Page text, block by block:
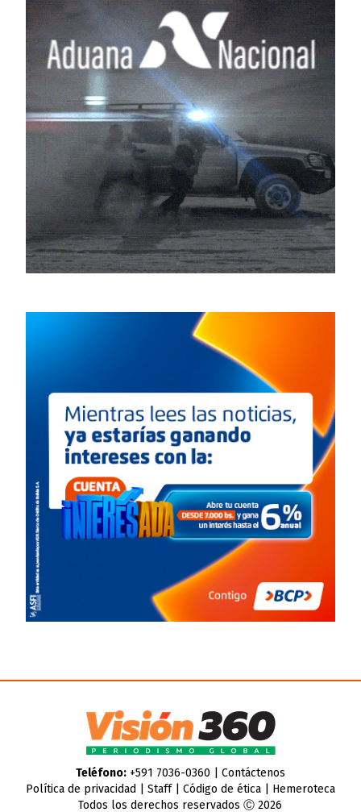
Teléfono:+591 7036-0360 | Contáctenos
Política de privacidad
Staff| Código de ética| Hemeroteca
Todos los derechos reservados Ⓒ 2026